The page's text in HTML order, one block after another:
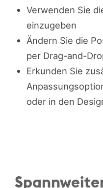
Verwenden Sie
einzugeben
Ändern Sie die
per Drag-and-
Erkunden Sie
oder in den